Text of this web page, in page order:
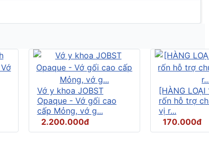
Vớ y khoa JOBST
Opaque - Vớ gối cao
cấp Mỏng, vớ g...
2.200.000đ
[HÀNG
rốn hỗ trợ
vị r...
170.000đ